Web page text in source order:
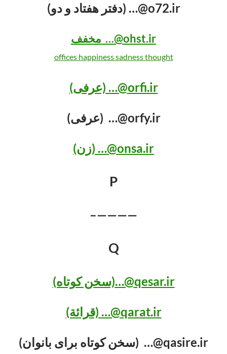
o72.ir@… (دفتر هفتاد و دو)
ohst.ir@… مخفف
offices happiness sadness thought
orfi.ir@… (عرفی)
orfy.ir@… (عرفی)
onsa.ir@… (زن)
P
————–
Q
qesar.ir@…(سخن کوتاه)
qarat.ir@… (قرائة)
qasire.ir@… (سخن کوتاه برای بانوان)